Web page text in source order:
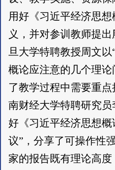
用好《习近平经济思
义，并对参训教师提
旦大学特聘教授周文
概论应注意的几个理
了教学过程中需要重
南财经大学特聘研究员
好《习近平经济思想
议”，分享了可操作性
家的报告既有理论高